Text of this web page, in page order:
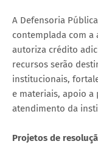
A Defensoria
contemplada com a
autoriza crédito
recursos serão
institucionais,
e materiais, apoio
atendimento da
Projetos de